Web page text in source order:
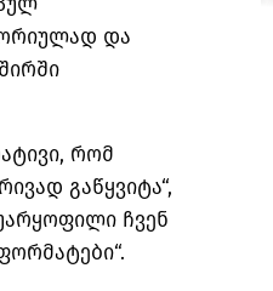
და
რომ
გაწყვიტა“,
ჩვენ